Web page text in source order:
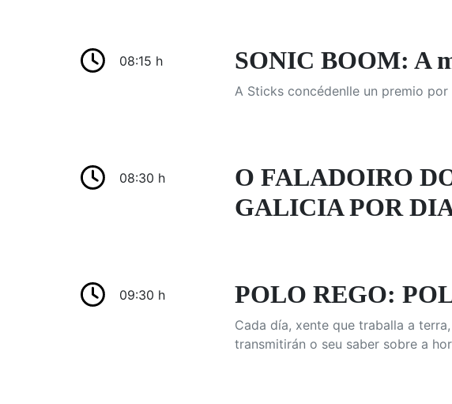
08:15 h SONIC BOOM: A
A Sticks concédenlle un premio
08:30 h
O FALADOIRO
GALICIA POR
09:30 h POLO REGO:
Cada día, xente que traballa a
transmitirán o seu saber sobre a